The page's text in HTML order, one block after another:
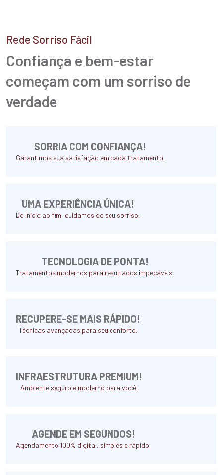
Rede Sorriso Fácil
Confiança e bem-estar
começam com um sorriso de
verdade
SORRIA COM CONFIANÇA!
Garantimos sua satisfação em cada tratamento.
UMA EXPERIÊNCIA ÚNICA!
Do início ao fim, cuidamos do seu sorriso.
TECNOLOGIA DE PONTA!
Tratamentos modernos para resultados impecáveis.
RECUPERE-SE MAIS RÁPIDO!
Técnicas avançadas para seu conforto.
INFRAESTRUTURA PREMIUM!
Ambiente seguro e moderno para você.
AGENDE EM SEGUNDOS!
Agendamento 100% digital, simples e rápido.